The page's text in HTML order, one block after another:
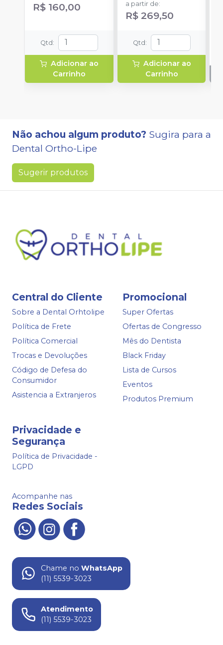
R$ 160,00
Qtd :
Adicionar ao
Carrinho
a partir de:
R$ 269,50
Qtd :
Adicionar ao
Carrinho
Não achou algum produto? Sugira para a
Dental Ortho-Lipe
Sugerir produtos
Central do Cliente
Sobre a Dental Orhtolipe
Política de Frete
Política Comercial
Trocas e Devoluções
Código de Defesa do
Consumidor
Asistencia a Extranjeros
Promocional
Super Ofertas
Ofertas de Congresso
Mês do Dentista
Black Friday
Lista de Cursos
Eventos
Produtos Premium
Privacidade e
Segurança
Política de Privacidade -
LGPD
Acompanhe nas
Redes Sociais
Chame no WhatsApp
(11) 5539-3023
Atendimento
(11) 5539-3023